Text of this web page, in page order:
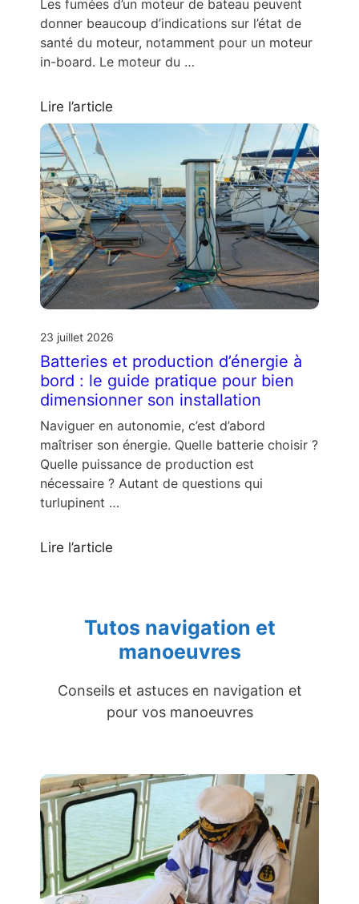
Les fumées d’un moteur de bateau peuvent
donner beaucoup d’indications sur l’état de
santé du moteur, notamment pour un moteur
in-board. Le moteur du …
Lire l’article
23 juillet 2026
Batteries et production d’énergie à
bord : le guide pratique pour bien
dimensionner son installation
Naviguer en autonomie, c’est d’abord
maîtriser son énergie. Quelle batterie choisir ?
Quelle puissance de production est
nécessaire ? Autant de questions qui
turlupinent …
Lire l’article
Tutos navigation et
manoeuvres
Conseils et astuces en navigation et
pour vos manoeuvres